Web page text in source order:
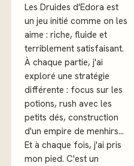
Les Druides d'Edora est
un jeu initié comme on les
aime : riche, fluide et
terriblement satisfaisant.
À chaque partie, j'ai
exploré une stratégie
différente : focus sur les
potions, rush avec les
petits dés, construction
d'un empire de menhirs...
Et à chaque fois, j'ai pris
mon pied. C'est un